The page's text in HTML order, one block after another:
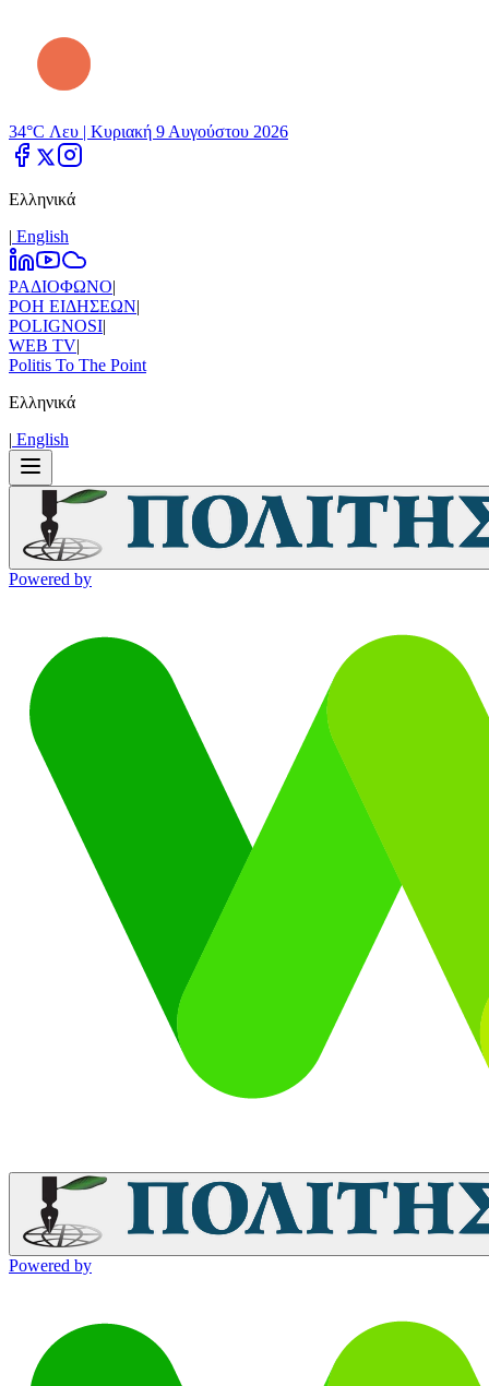
34°C Λευ | Κυριακή 9 Αυγούστου 2026
Ελληνικά
| Εnglish
ΡΑΔΙΟΦΩΝΟ|
ΡΟΗ ΕΙΔΗΣΕΩΝ|
POLIGNOSI|
WEB TV|
Politis To The Point
Ελληνικά
| Εnglish
Powered by
Powered by